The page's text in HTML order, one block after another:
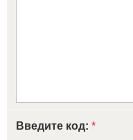
Введите код: *